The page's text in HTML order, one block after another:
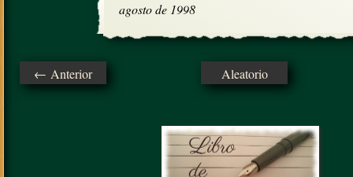
agosto de 1998
← Anterior Aleatorio